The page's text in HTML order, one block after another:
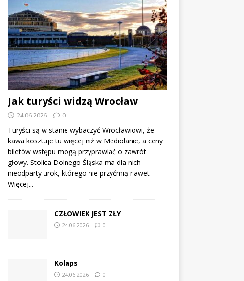
Jak turyści widzą Wrocław
24.06.2026 0
Turyści są w stanie wybaczyć Wrocławiowi, że
kawa kosztuje tu więcej niż w Mediolanie, a ceny
biletów wstępu mogą przyprawiać o zawrót
głowy. Stolica Dolnego Śląska ma dla nich
nieodparty urok, którego nie przyćmią nawet
Więcej...
CZŁOWIEK JEST ZŁY
24.06.2026 0
Kolaps
24.06.2026 0